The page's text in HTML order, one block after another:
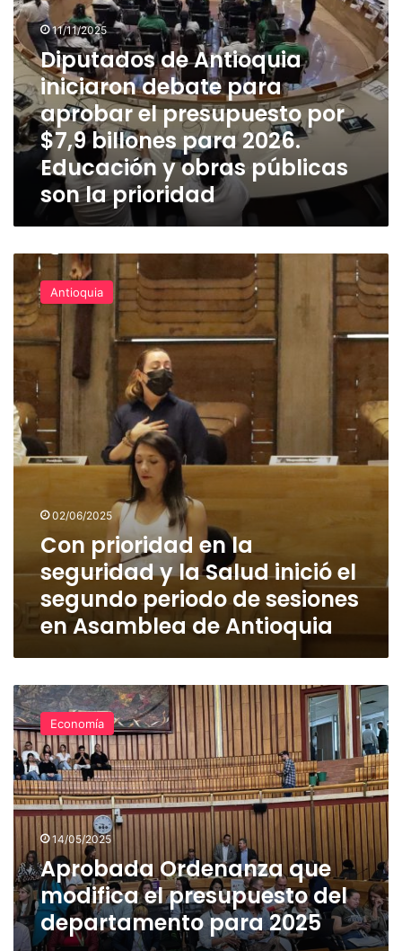
$7,9
billones
para
2026.
Educación
y
obras
públicas
prioridad
11/11/2025
Diputados de Antioquia
iniciaron debate para
aprobar el presupuesto por
$7,9 billones para 2026.
Educación y obras públicas
son la prioridad
prioridad
en
la
seguridad
y
Salud
inició
el
segundo
periodo
sesiones
Asamblea
Antioquia
Antioquia
02/06/2025
Con prioridad en la
seguridad y la Salud inició el
segundo periodo de sesiones
en Asamblea de Antioquia
Aprobada
Ordenanza
que
modifica
el
presupuesto
del
departamento
para
2025
Economía
14/05/2025
Aprobada Ordenanza que
modifica el presupuesto del
departamento para 2025